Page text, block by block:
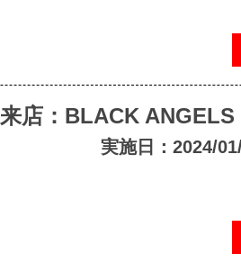
来店：BLACK ANGELS
実施日：2024/